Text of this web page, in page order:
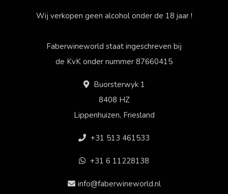
Wij verkopen geen alcohol onder de 18 jaar !
Faberwineworld staat ingeschreven bij
de KvK onder nummer 87660415
Buorsterwyk 1
8408 HZ
Lippenhuizen, Friesland
+31 513 461533
+31 6 11228138
info@faberwineworld.nl